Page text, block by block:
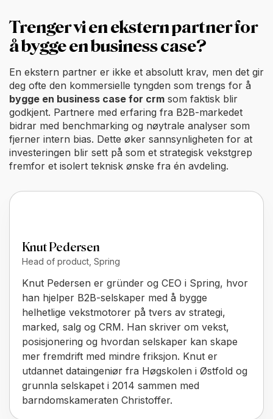
Trenger vi en ekstern partner for
å bygge en business case?
En ekstern partner er ikke et absolutt krav, men det gir
deg ofte den kommersielle tyngden som trengs for å
bygge en business case for crm som faktisk blir
godkjent. Partnere med erfaring fra B2B-markedet
bidrar med benchmarking og nøytrale analyser som
fjerner intern bias. Dette øker sannsynligheten for at
investeringen blir sett på som et strategisk vekstgrep
fremfor et isolert teknisk ønske fra én avdeling.
Knut Pedersen
Head of product, Spring
Knut Pedersen er gründer og CEO i Spring, hvor
han hjelper B2B-selskaper med å bygge
helhetlige vekstmotorer på tvers av strategi,
marked, salg og CRM. Han skriver om vekst,
posisjonering og hvordan selskaper kan skape
mer fremdrift med mindre friksjon. Knut er
utdannet dataingeniør fra Høgskolen i Østfold og
grunnla selskapet i 2014 sammen med
barndomskameraten Christoffer.